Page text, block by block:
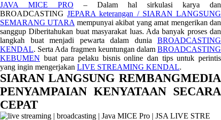
JAVA MICE PRO – Dalam hal sirkulasi karya dan
BROADCASTINGJEPARA keterangan / SIARAN LANGSUNG
SEMARANG UTARA mempunyai akibat yang amat mengerikan dan
sanggup Diberitahukan buat masyarakat luas. Ada banyak proses dan
langkah buat menjadi pewarta dalam dunia BROADCASTING
KENDAL. Serta Ada fragmen keuntungan dalam BROADCASTING
KEBUMEN buat para pelaku bisnis online dan tips untuk perintis
yang ingin mengerjakan LIVE STREAMING KENDAL.
SIARAN LANGSUNG REMBANGMEDIA
PENYAMPAIAN KENYATAAN SECARA
CEPAT